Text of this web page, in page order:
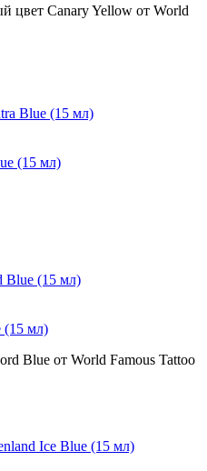
цвет Canary Yellow от World
(15 мл)
(15 мл)
Blue от World Famous Tattoo